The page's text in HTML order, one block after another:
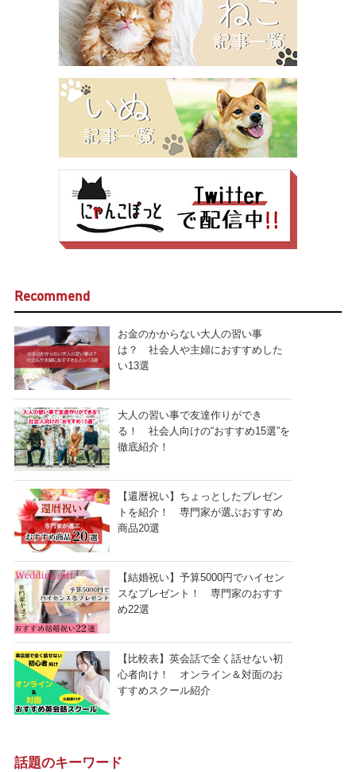
Recommend
お金のかからない大人の習い事
は？ 社会人や主婦におすすめした
い13選
大人の習い事で友達作りができ
る！ 社会人向けの“おすすめ15選”を
徹底紹介！
【還暦祝い】ちょっとしたプレゼン
トを紹介！ 専門家が選ぶおすすめ
商品20選
【結婚祝い】予算5000円でハイセン
スなプレゼント！ 専門家のおすす
め22選
【比較表】英会話で全く話せない初
心者向け！ オンライン＆対面のお
すすめスクール紹介
話題のキーワード